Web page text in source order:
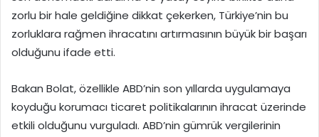
zorlu bir hale geldiğine dikkat çekerken, Türkiye’nin bu
zorluklara rağmen ihracatını artırmasının büyük bir başarı
olduğunu ifade etti.
Bakan Bolat, özellikle ABD’nin son yıllarda uygulamaya
koyduğu korumacı ticaret politikalarının ihracat üzerinde
etkili olduğunu vurguladı. ABD’nin gümrük vergilerinin